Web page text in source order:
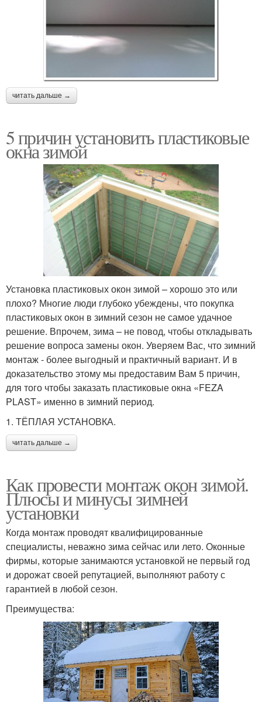
читать дальше →
5 причин установить пластиковые
окна зимой
Установка пластиковых окон зимой – хорошо это или
плохо? Многие люди глубоко убеждены, что покупка
пластиковых окон в зимний сезон не самое удачное
решение. Впрочем, зима – не повод, чтобы откладывать
решение вопроса замены окон. Уверяем Вас, что зимний
монтаж - более выгодный и практичный вариант. И в
доказательство этому мы предоставим Вам 5 причин,
для того чтобы заказать пластиковые окна «FEZA
PLAST» именно в зимний период.
1. ТЁПЛАЯ УСТАНОВКА.
читать дальше →
Как провести монтаж окон зимой.
Плюсы и минусы зимней
установки
Когда монтаж проводят квалифицированные
специалисты, неважно зима сейчас или лето. Оконные
фирмы, которые занимаются установкой не первый год
и дорожат своей репутацией, выполняют работу с
гарантией в любой сезон.
Преимущества: